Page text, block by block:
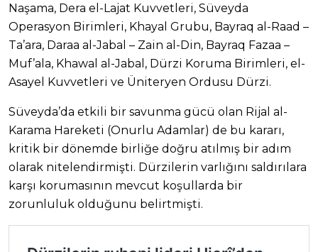
Naşama, Dera el-Lajat Kuvvetleri, Süveyda
Operasyon Birimleri, Khayal Grubu, Bayraq al-Raad –
Ta’ara, Daraa al-Jabal – Zain al-Din, Bayraq Fazaa –
Muf’ala, Khawal al-Jabal, Dürzi Koruma Birimleri, el-
Asayel Kuvvetleri ve Üniteryen Ordusu Dürzi.
Süveyda’da etkili bir savunma gücü olan Rijal al-
Karama Hareketi (Onurlu Adamlar) de bu kararı,
kritik bir dönemde birliğe doğru atılmış bir adım
olarak nitelendirmişti. Dürzilerin varlığını saldırılara
karşı korumasının mevcut koşullarda bir
zorunluluk olduğunu belirtmişti.